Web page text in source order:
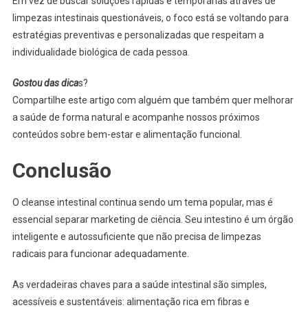
limpezas intestinais questionáveis, o foco está se voltando para
estratégias preventivas e personalizadas que respeitam a
individualidade biológica de cada pessoa.
Gostou das dicas?
Compartilhe este artigo com alguém que também quer melhorar
a saúde de forma natural e acompanhe nossos próximos
conteúdos sobre bem-estar e alimentação funcional.
Conclusão
O cleanse intestinal continua sendo um tema popular, mas é
essencial separar marketing de ciência. Seu intestino é um órgão
inteligente e autossuficiente que não precisa de limpezas
radicais para funcionar adequadamente.
As verdadeiras chaves para a saúde intestinal são simples,
acessíveis e sustentáveis: alimentação rica em fibras e